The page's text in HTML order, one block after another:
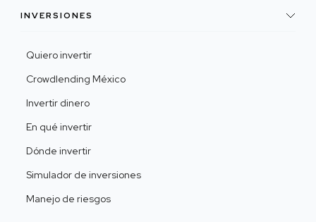
INVERSIONES
Quiero invertir
Crowdlending México
Invertir dinero
En qué invertir
Dónde invertir
Simulador de inversiones
Manejo de riesgos